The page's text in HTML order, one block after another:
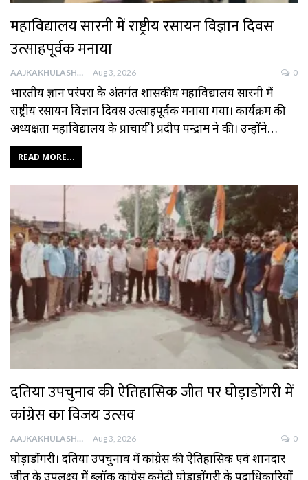
महाविद्यालय सारनी में राष्ट्रीय रसायन विज्ञान दिवस
उत्साहपूर्वक मनाया
AAJKAKHULASHA Aug 3, 2026 0
भारतीय ज्ञान परंपरा के अंतर्गत शासकीय महाविद्यालय सारनी में
राष्ट्रीय रसायन विज्ञान दिवस उत्साहपूर्वक मनाया गया। कार्यक्रम की
अध्यक्षता महाविद्यालय के प्राचार्य श्री प्रदीप पन्द्राम ने की। उन्होंने…
READ MORE...
दतिया उपचुनाव की ऐतिहासिक जीत पर घोड़ाडोंगरी में
कांग्रेस का विजय उत्सव
AAJKAKHULASHA Aug 3, 2026 0
घोड़ाडोंगरी। दतिया उपचुनाव में कांग्रेस की ऐतिहासिक एवं शानदार
जीत के उपलक्ष्य में ब्लॉक कांग्रेस कमेटी घोड़ाडोंगरी के पदाधिकारियों